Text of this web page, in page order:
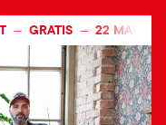
— GRATIS — 22 MARS